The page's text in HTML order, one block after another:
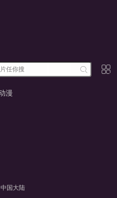
漫
中国大陆